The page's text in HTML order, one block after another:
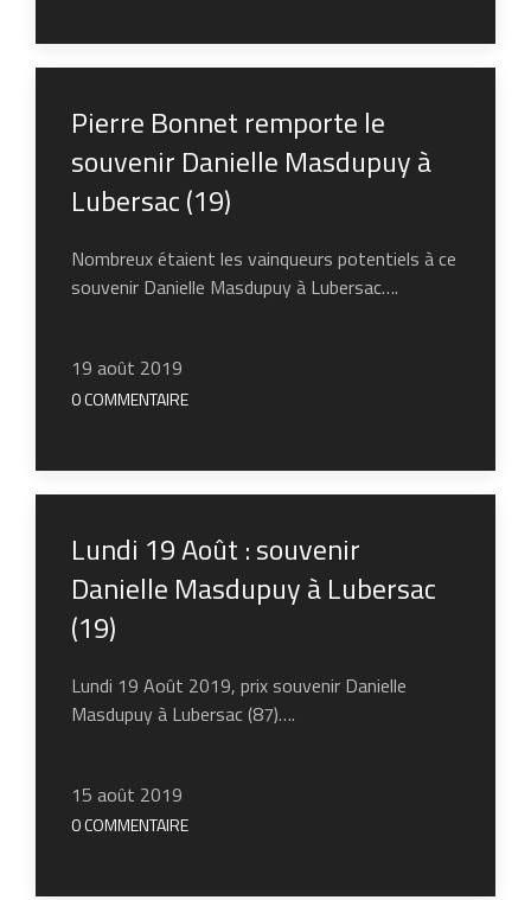
Pierre Bonnet remporte le
souvenir Danielle Masdupuy à
Lubersac (19)
Nombreux étaient les vainqueurs potentiels à ce
souvenir Danielle Masdupuy à Lubersac….
19 août 2019
0 COMMENTAIRE
Lundi 19 Août : souvenir
Danielle Masdupuy à Lubersac
(19)
Lundi 19 Août 2019, prix souvenir Danielle
Masdupuy à Lubersac (87)….
15 août 2019
0 COMMENTAIRE